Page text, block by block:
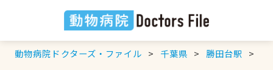
動物病院ドクターズ・ファイル 千葉県 勝田台駅